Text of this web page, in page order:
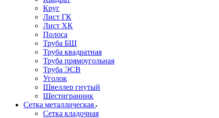
Круг
Лист ГК
Лист ХК
Полоса
Труба БШ
Труба квадратная
Труба прямоугольная
Труба ЭСВ
Уголок
Швеллер гнутый
Шестигранник
Сетка металлическая
Сетка кладочная